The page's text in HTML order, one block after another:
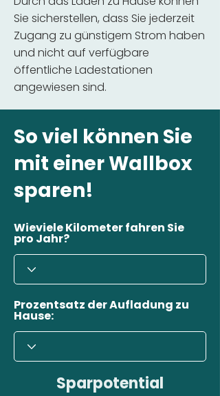
Sie sicherstellen, dass Sie jederzeit
Zugang zu günstigem Strom haben
und nicht auf verfügbare
öffentliche Ladestationen
angewiesen sind.
So viel können Sie
mit einer Wallbox
sparen!
Wieviele Kilometer fahren Sie
pro Jahr?
Prozentsatz der Aufladung zu
Hause:
Sparpotential